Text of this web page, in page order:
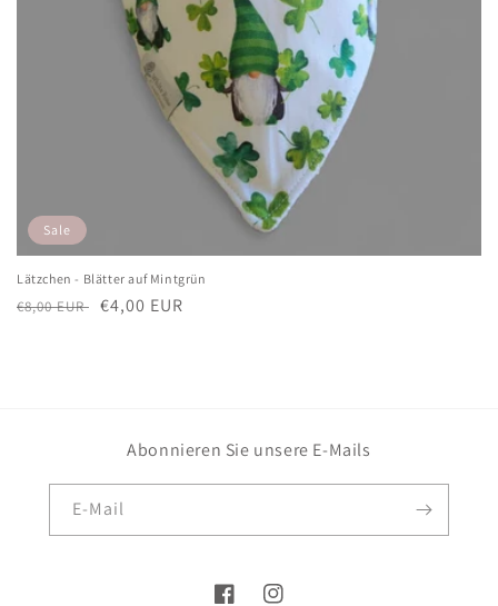
Sale
Lätzchen - Blätter auf Mintgrün
Normaler
€8,00 EUR Verkaufspreis
€4,00 EUR
Abonnieren Sie unsere E-Mails
E-Mail